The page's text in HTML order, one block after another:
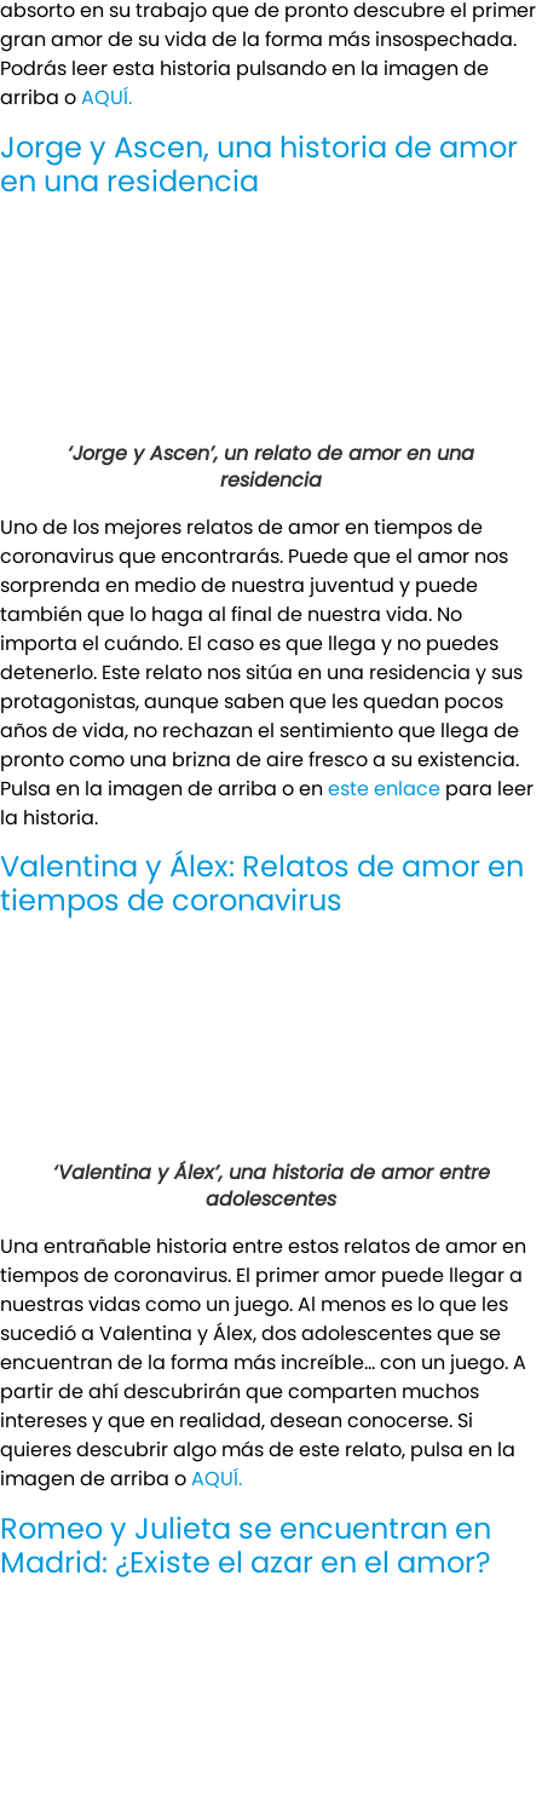
absorto en su trabajo que de pronto descubre el primer
gran amor de su vida de la forma más insospechada.
Podrás leer esta historia pulsando en la imagen de
arriba oAQUÍ.
Jorge y Ascen, una historia de amor
en una residencia
‘Jorge y Ascen’, un relato de amor en una
residencia
Uno de los mejores relatos de amor en tiempos de
coronavirus que encontrarás. Puede que el amor nos
sorprenda en medio de nuestra juventud y puede
también que lo haga al final de nuestra vida. No
importa el cuándo. El caso es que llega y no puedes
detenerlo. Este relato nos sitúa en una residencia y sus
protagonistas, aunque saben que les quedan pocos
años de vida, no rechazan el sentimiento que llega de
pronto como una brizna de aire fresco a su existencia.
Pulsa en la imagen de arriba o eneste enlace para leer
la historia.
Valentina y Álex: Relatos de amor en
tiempos de coronavirus
‘Valentina y Álex’, una historia de amor entre
adolescentes
Una entrañable historia entre estos relatos de amor en
tiempos de coronavirus. El primer amor puede llegar a
nuestras vidas como un juego. Al menos es lo que les
sucedió a Valentina y Álex, dos adolescentes que se
encuentran de la forma más increíble… con un juego. A
partir de ahí descubrirán que comparten muchos
intereses y que en realidad, desean conocerse. Si
quieres descubrir algo más de este relato, pulsa en la
imagen de arriba oAQUÍ.
Romeo y Julieta se encuentran en
Madrid: ¿Existe el azar en el amor?